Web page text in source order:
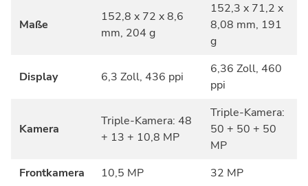
Maße
152,8 x 72 x 8,6
mm, 204 g
152,3 x 71,2 x
8,08 mm, 191
g
Display 6,3 Zoll, 436 ppi
6,36 Zoll, 460
ppi
Kamera
Triple-Kamera: 48
+ 13 + 10,8 MP
Triple-Kamera:
50 + 50 + 50
MP
Frontkamera
10,5 MP 32 MP